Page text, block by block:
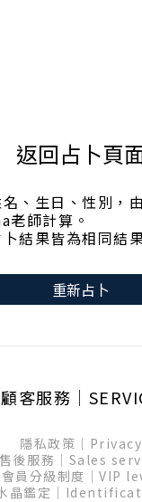
返回占卜頁
、生日、性別，
老師計算。
結果皆為相同結
重新占卜
顧客服務
隱私政策│Privacy
售後服務│Sales
會員分級制度│VIP
晶鑑定